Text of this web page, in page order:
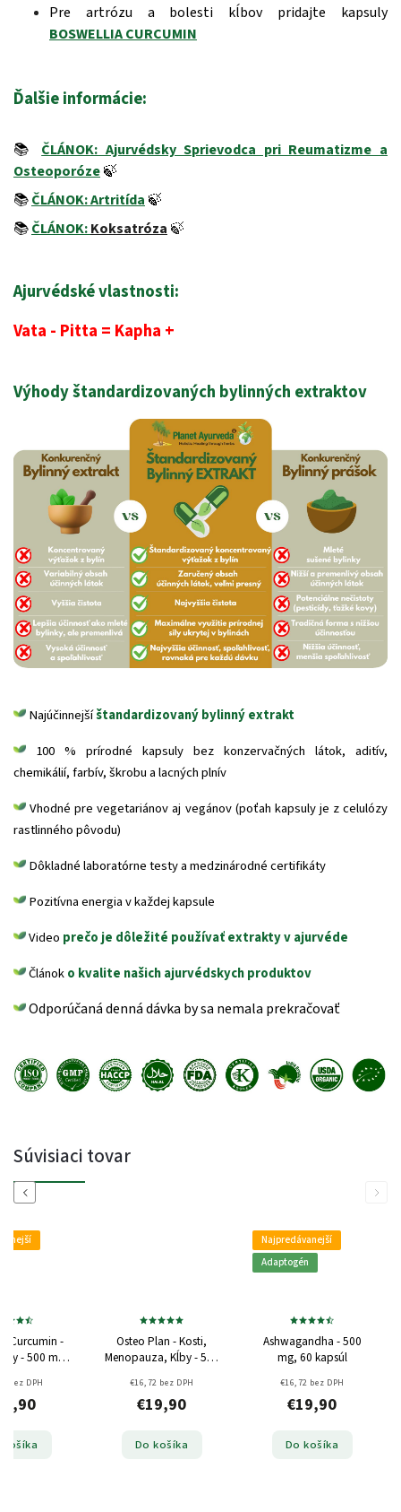
Pre artrózu a bolesti kĺbov pridajte kapsuly
BOSWELLIA CURCUMIN
Ďalšie informácie:
📚 ČLÁNOK: Ajurvédsky Sprievodca pri Reumatizme a
Osteoporóze🍃
📚ČLÁNOK: Artritída 🍃
📚ČLÁNOK:Koksatróza 🍃
Ajurvédské vlastnosti:
Vata - Pitta = Kapha +
Výhody štandardizovaných bylinných extraktov
Najúčinnejšíštandardizovaný bylinný extrakt
100 % prírodné kapsuly bez konzervačných látok, aditív,
chemikálií, farbív, škrobu a lacných plnív
Vhodné pre vegetariánov aj vegánov (poťah kapsuly je z celulózy
rastlinného pôvodu)
Dôkladné laboratórne testy a medzinárodné certifikáty
Pozitívna energia v každej kapsule
Video prečo je dôležité používať extrakty v ajurvéde
Článoko kvalite našich ajurvédskych produktov
Odporúčaná denná dávka by sa nemala prekračovať
Súvisiaci tovar
Previous
Curcumin -
- 500 mg,
bez DPH
košíka
Osteo Plan - Kosti,
Menopauza, Kĺby - 500
€16,72 bez DPH
€19,90
Do košíka
Najpredávanejší
Adaptogén
Ashwagandha - 500
mg, 60 kapsúl
€16,72 bez DPH
€19,90
Do košíka
Next